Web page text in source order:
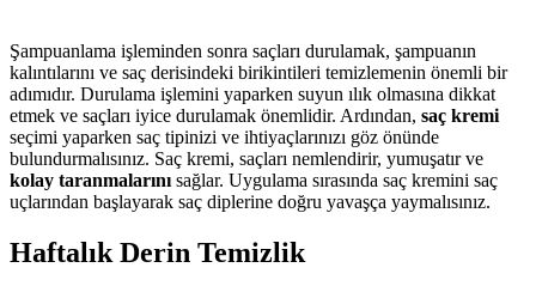
Şampuanlama işleminden sonra saçları durulamak, şampuanın
kalıntılarını ve saç derisindeki birikintileri temizlemenin önemli bir
adımıdır. Durulama işlemini yaparken suyun ılık olmasına dikkat
etmek ve saçları iyice durulamak önemlidir. Ardından, saç kremi
seçimi yaparken saç tipinizi ve ihtiyaçlarınızı göz önünde
bulundurmalısınız. Saç kremi, saçları nemlendirir, yumuşatır ve
kolay taranmalarını sağlar. Uygulama sırasında saç kremini saç
uçlarından başlayarak saç diplerine doğru yavaşça yaymalısınız.
Haftalık Derin Temizlik